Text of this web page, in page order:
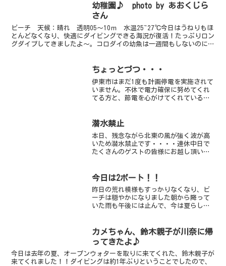
校のスノケーリング講師組に別れ・・い
ろいろ行いまし...
幼稚園♪ photo by あおくじら
さん
ビーチ 天候：晴れ 透明05～10ｍ 水温25~27℃今日はうねりもほ
とんどなくなり、快適にダイビングできる海況が復活！たっぷりロン
グダイブしてきましたよ～。コロダイの幼魚は一週間もしないのにと
ちょっとづつ・・・
伊東市はまだ1度も計画停電を実施されて
いません。不休で電力確保に努めてくれ
てる方と、節電を心がけてくれている皆
た。スーパーはレジにて並ぶ姿はいつも
潜水禁止
本日、残念ながら北東の風が強く波が高
いため潜水禁止です・・・・連休中日で
たくさんのゲストの皆様にお越し頂いた
今日は2ボート！！
昨日の荒れ模様もすっかりなくなり、ビ
ーチは穏やかになりました朝から降って
いた雨も午後には止んで、今は夏らしく
きましたビーチはここ数日、すこーし透
明度が悪かったのと、沖...
カメちゃん、鈴木親子が川奈に帰
ってきたよ♪
今日は去年の夏、オープンウォターを取りに来てくれた、鈴木親子が
来てくれました！！ダイビングは約1年ぶりということでしたので、